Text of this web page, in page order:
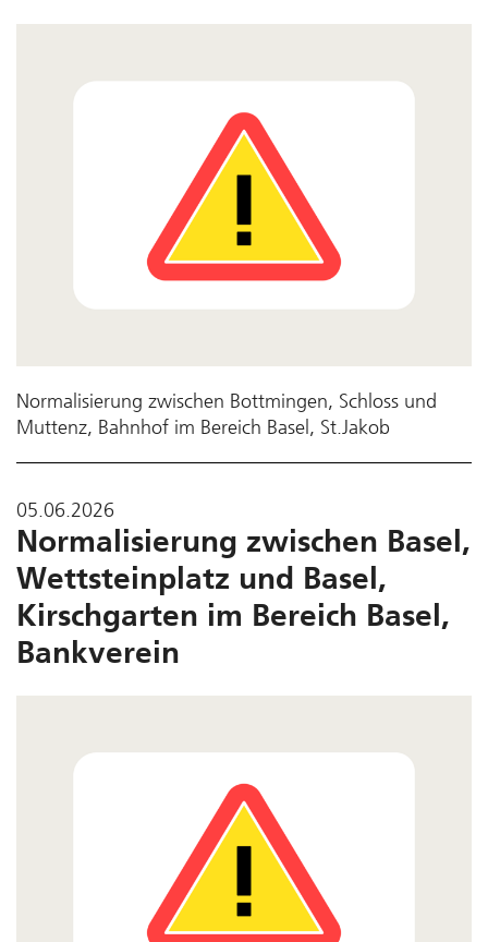
Normalisierung zwischen Bottmingen, Schloss und
Muttenz, Bahnhof im Bereich Basel, St.Jakob
05.06.2026
Normalisierung zwischen Basel,
Wettsteinplatz und Basel,
Kirschgarten im Bereich Basel,
Bankverein